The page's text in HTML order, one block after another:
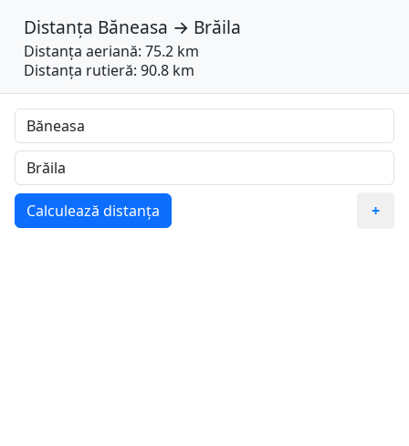
Distanța Băneasa → Brăila
Distanța aeriană: 75.2 km
Distanța rutieră: 90.8 km
Calculează distanța +